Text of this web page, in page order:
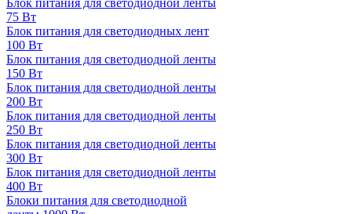
Блок питания для светодиодной ленты
75 Вт
Блок питания для светодиодных лент
100 Вт
Блок питания для светодиодной ленты
150 Вт
Блок питания для светодиодной ленты
200 Вт
Блок питания для светодиодной ленты
250 Вт
Блок питания для светодиодной ленты
300 Вт
Блок питания для светодиодной ленты
400 Вт
Блоки питания для светодиодной